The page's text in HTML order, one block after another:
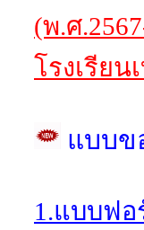
(พ.ศ
โรงเรีย
แบบข
1.แบบฟ